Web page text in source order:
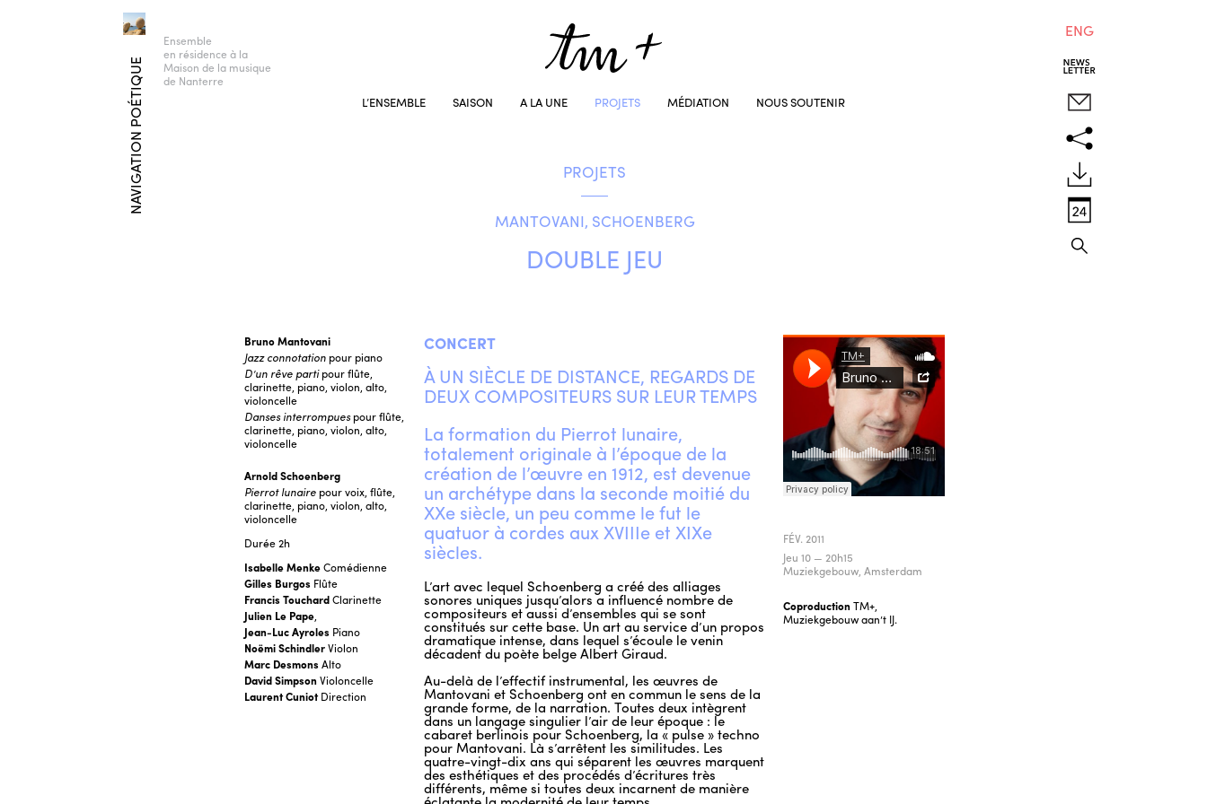
NAVIGATION POÉTIQUE
Ensemble
en résidence à la
Maison de la musique
de Nanterre
L’ENSEMBLE SAISON A LA UNE PROJETS MÉDIATION NOUS SOUTENIR
ENG
PROJETS
MANTOVANI, SCHOENBERG
DOUBLE JEU
Bruno Mantovani
Jazz connotation pour piano
D’un rêve partipour flûte,
clarinette, piano, violon, alto,
violoncelle
Danses interrompuespour flûte,
clarinette, piano, violon, alto,
violoncelle
Arnold Schoenberg
Pierrot lunaire pour voix, flûte,
clarinette, piano, violon, alto,
violoncelle
Durée2h
Isabelle MenkeComédienne
Gilles Burgos Flûte
Francis TouchardClarinette
Julien Le Pape,
Jean-Luc Ayroles Piano
Noëmi SchindlerViolon
Marc DesmonsAlto
David Simpson Violoncelle
Laurent CuniotDirection
CONCERT
À UN SIÈCLE DE DISTANCE, REGARDS DE
DEUX COMPOSITEURS SUR LEUR TEMPS
La formation du Pierrot lunaire,
totalement originale à l’époque de la
création de l’œuvre en 1912, est devenue
un archétype dans la seconde moitié du
XXe siècle, un peu comme le fut le
quatuor à cordes aux XVIIIe et XIXe
siècles.
L’art avec lequel Schoenberg a créé des alliages
sonores uniques jusqu’alors a influencé nombre de
compositeurs et aussi d’ensembles qui se sont
constitués sur cette base. Un art au service d’un propos
dramatique intense, dans lequel s’écoule le venin
décadent du poète belge Albert Giraud.
Au-delà de l’effectif instrumental, les œuvres de
Mantovani et Schoenberg ont en commun le sens de la
grande forme, de la narration. Toutes deux intègrent
dans un langage singulier l’air de leur époque : le
cabaret berlinois pour Schoenberg, la « pulse » techno
pour Mantovani. Là s’arrêtent les similitudes. Les
quatre-vingt-dix ans qui séparent les œuvres marquent
des esthétiques et des procédés d’écritures très
différents, même si toutes deux incarnent de manière
FÉV. 2011
Jeu 10 — 20h15
Muziekgebouw, Amsterdam
Coproduction TM+,
Muziekgebouw aan’t IJ.